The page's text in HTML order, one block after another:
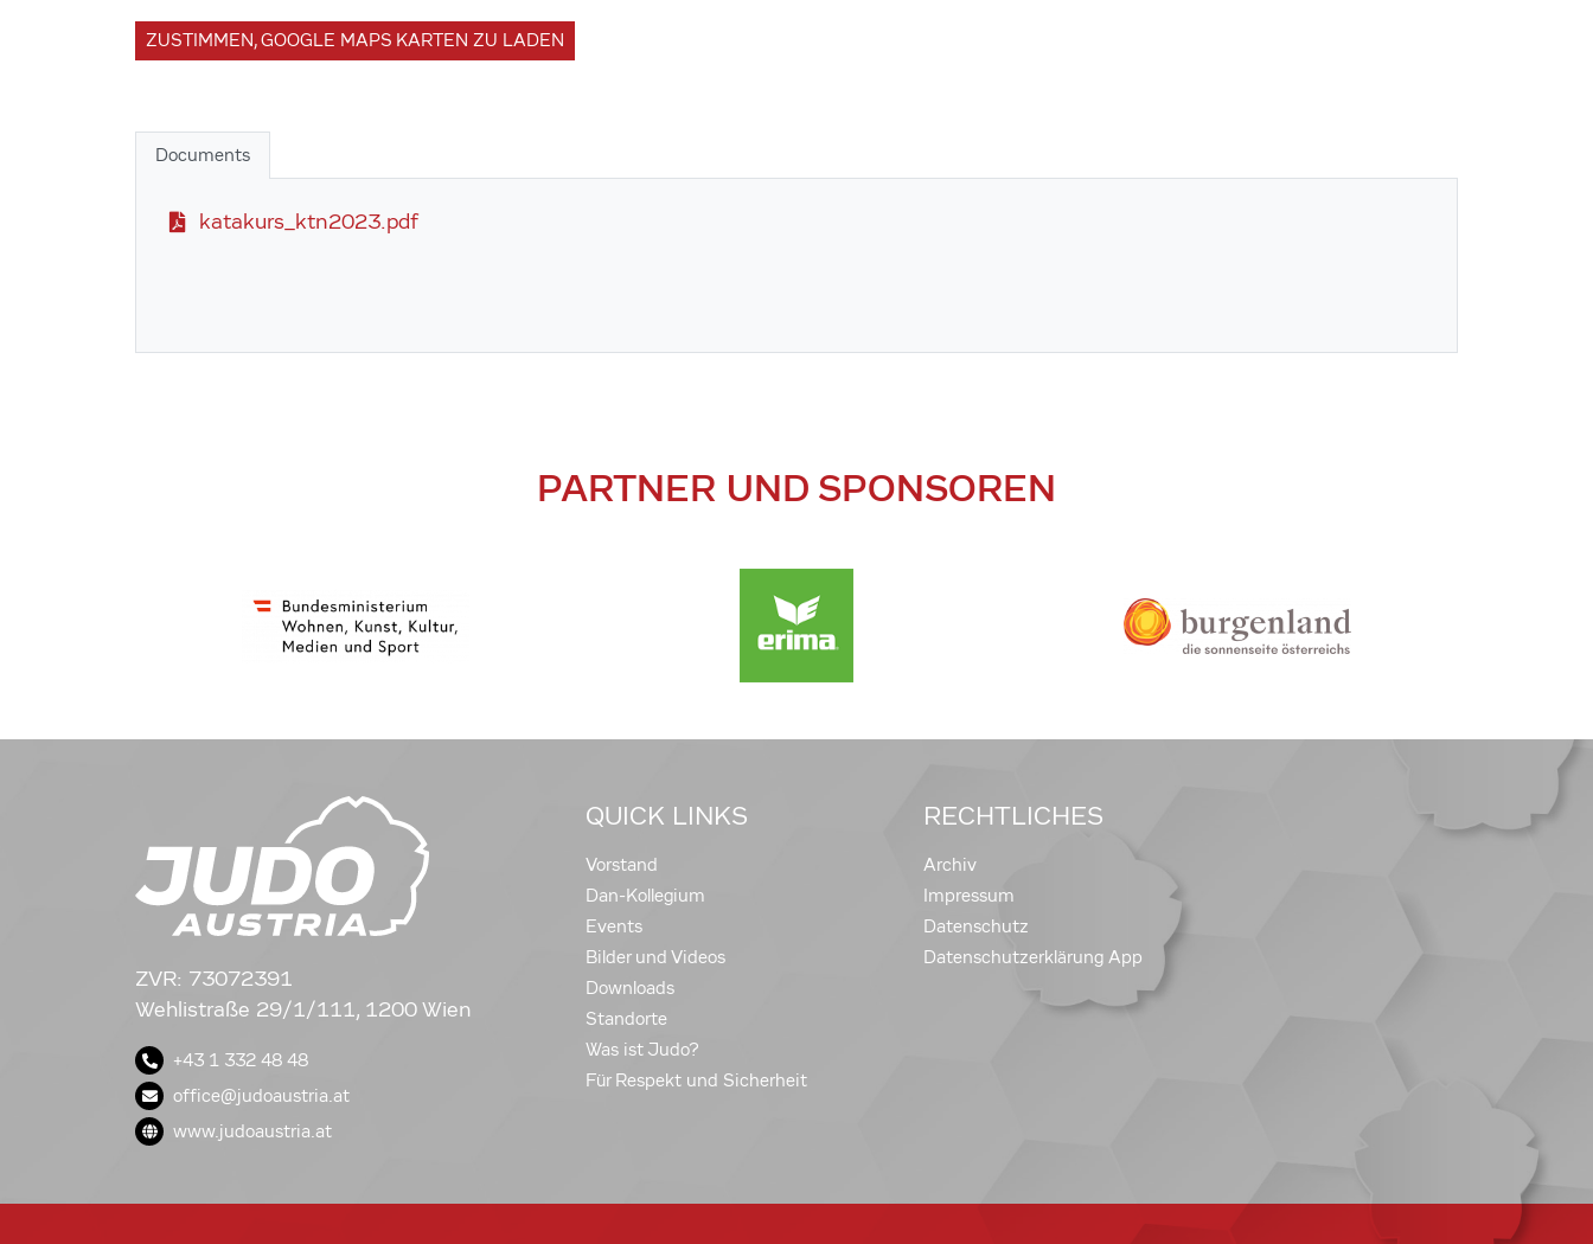
ZUSTIMMEN, GOOGLE MAPS KARTEN ZU LADEN
Documents
katakurs_ktn2023.pdf
PARTNER UND SPONSOREN
ZVR: 73072391
Wehlistraße 29/1/111, 1200 Wien
+43 1 332 48 48
office@judoaustria.at
www.judoaustria.at
QUICK LINKS
Vorstand
Dan-Kollegium
Events
Bilder und Videos
Downloads
Standorte
Was ist Judo?
Für Respekt und Sicherheit
RECHTLICHES
Archiv
Impressum
Datenschutz
Datenschutzerklärung App